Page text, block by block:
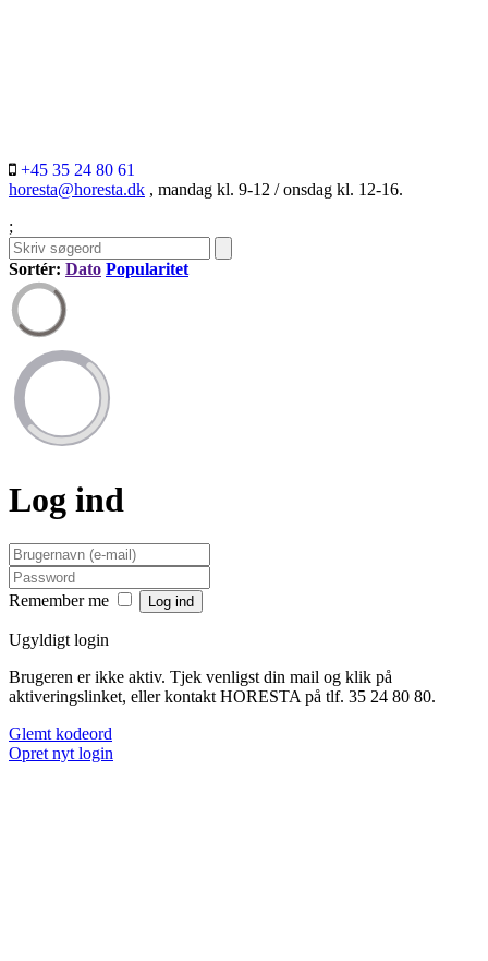
+45 35 24 80 61
horesta@horesta.dk , mandag kl. 9-12 / onsdag kl. 12-16.
;
Sortér: Dato Popularitet
Log ind
Remember me
Ugyldigt login
Brugeren er ikke aktiv. Tjek venligst din mail og klik på
aktiveringslinket, eller kontakt HORESTA på tlf. 35 24 80 80.
Glemt kodeord
Opret nyt login